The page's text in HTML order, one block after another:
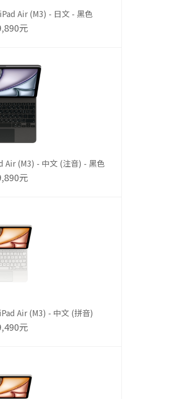
Air (M3) - 日文 - 黑色
元
Air (M3) - 中文 (注音) - 黑色
元
Air (M3) - 中文 (拼音)
元